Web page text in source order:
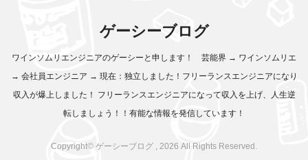
ゲーシーブログ
ワインソムリエンジニアのゲーシーと申します！ 芸能界 → ワインソムリエ
→ 会社員エンジニア → 現在：独立しました！フリーランスエンジニアになり
収入が爆上しました！ フリーランスエンジニアになって収入を上げ、人生逆
転しましょう！！有能な情報を発信しています！
Copyright© ゲーシーブログ , 2026 All Rights Reserved.